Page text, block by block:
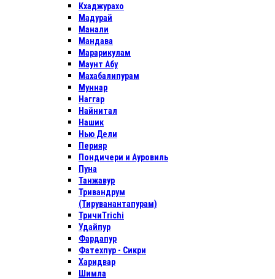
Кхаджурахо
Мадурай
Манали
Мандава
Марарикулам
Маунт Абу
Махабалипурам
Муннар
Наггар
Найнитал
Нашик
Нью Дели
Перияр
Пондичери и Ауровиль
Пуна
Танжавур
Тривандрум
(Тируванантапурам)
ТричиTrichi
Удайпур
Фардапур
Фатехпур - Сикри
Харидвар
Шимла